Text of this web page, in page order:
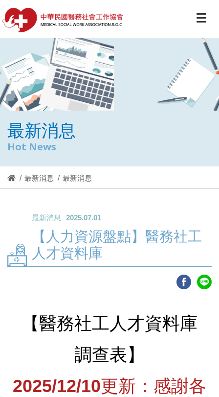
最新消息
Hot News
最新消息 最新消息
最新消息 2025.07.01
【人力資源盤點】醫務社工
人才資料庫
【醫務社工人才資料庫
調查表】
2025/12/10更新：感謝各